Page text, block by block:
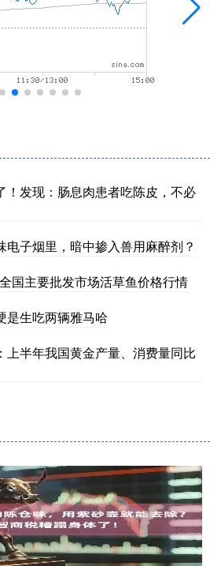
！发现：肠息肉患者吃陈皮，不必
子烟里，暗中掺入兽用麻醉剂？
国主要批发市场活草鱼价格行情
是生吃两辆雅马哈
上半年我国黄金产量、消费量同比